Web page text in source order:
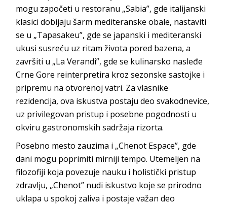
mogu započeti u restoranu „Sabia”, gde italijanski
klasici dobijaju šarm mediteranske obale, nastaviti
se u „Tapasakeu”, gde se japanski i mediteranski
ukusi susreću uz ritam života pored bazena, a
završiti u „La Verandi”, gde se kulinarsko nasleđe
Crne Gore reinterpretira kroz sezonske sastojke i
pripremu na otvorenoj vatri. Za vlasnike
rezidencija, ova iskustva postaju deo svakodnevice,
uz privilegovan pristup i posebne pogodnosti u
okviru gastronomskih sadržaja rizorta.
Posebno mesto zauzima i „Chenot Espace”, gde
dani mogu poprimiti mirniji tempo. Utemeljen na
filozofiji koja povezuje nauku i holistički pristup
zdravlju, „Chenot” nudi iskustvo koje se prirodno
uklapa u spokoj zaliva i postaje važan deo